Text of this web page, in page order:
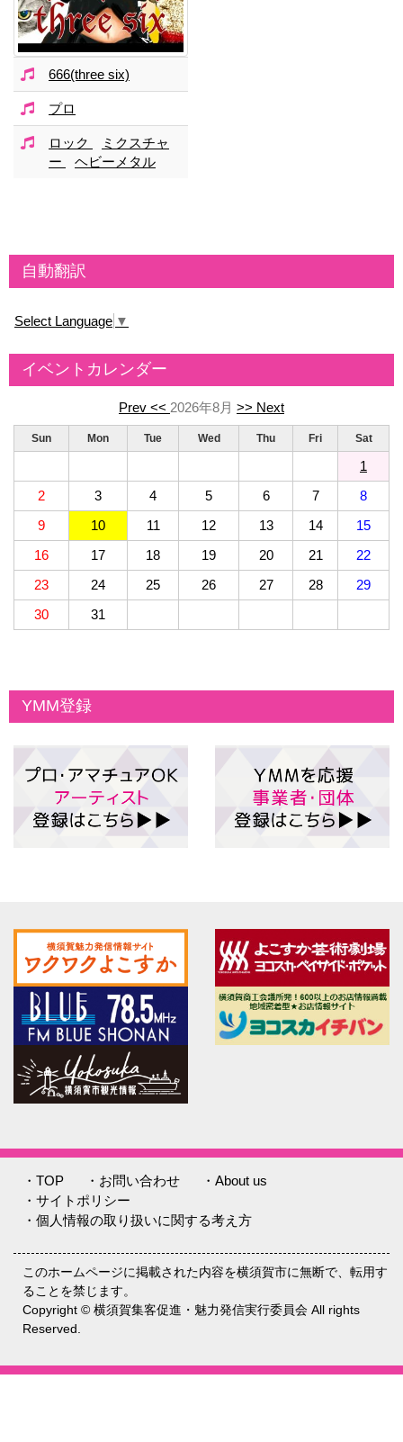
666(three six)
プロ
ロック
ミクスチャ
ー
ヘビーメタル
自動翻訳
Select Language ▼
イベントカレンダー
Prev << 2026年8月 >> Next
Sun Mon Tue Wed Thu Fri Sat
1
2
3 4 5 6 7
8
9
10 11 12 13 14
15
16
17 18 19 20 21
22
23
24 25 26 27 28
29
30
31
YMM登録
・TOP ・お問い合わせ
・About us
・サイトポリシー
・個人情報の取り扱いに関する考え方
このホームページに掲載された内容を横須賀市に無断で、転用す
ることを禁じます。
Copyright © 横須賀集客促進・魅力発信実行委員会 All rights
Reserved.